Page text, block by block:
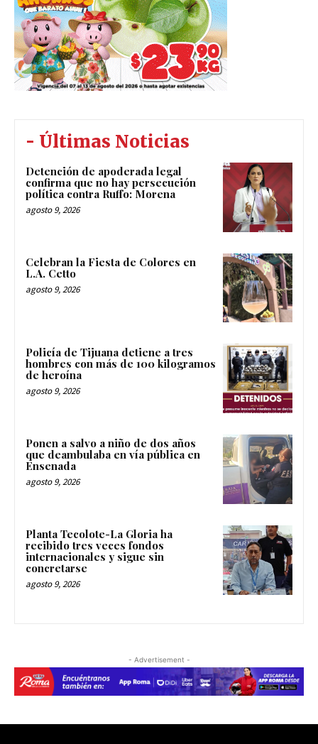
- Últimas Noticias
Detención de apoderada legal
confirma que no hay persecución
política contra Ruffo: Morena
agosto 9, 2026
Celebran la Fiesta de Colores en
L.A. Cetto
agosto 9, 2026
Policía de Tijuana detiene a tres
hombres con más de 100 kilogramos
de heroína
agosto 9, 2026
Ponen a salvo a niño de dos años
que deambulaba en vía pública en
Ensenada
agosto 9, 2026
Planta Tecolote-La Gloria ha
recibido tres veces fondos
internacionales y sigue sin
concretarse
agosto 9, 2026
- Advertisement -